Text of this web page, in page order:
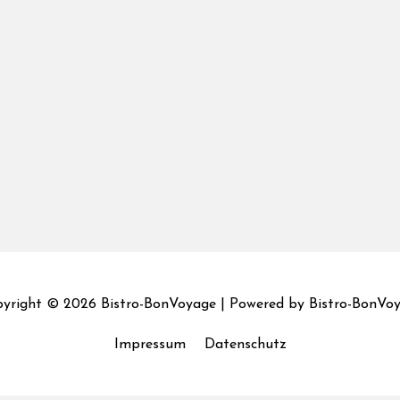
© 2026 Bistro-BonVoyage| Powered by Bistro-
Impressum Datenschutz